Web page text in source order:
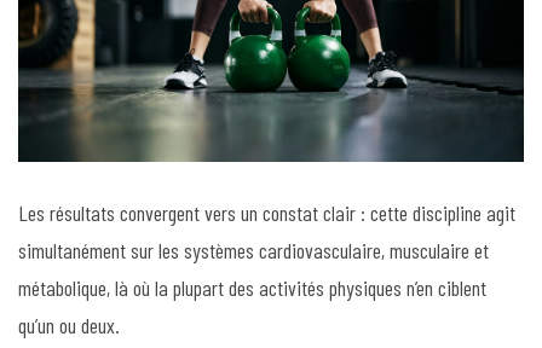
Les résultats convergent vers un constat clair : cette discipline agit
simultanément sur les systèmes cardiovasculaire, musculaire et
métabolique, là où la plupart des activités physiques n’en ciblent
qu’un ou deux.